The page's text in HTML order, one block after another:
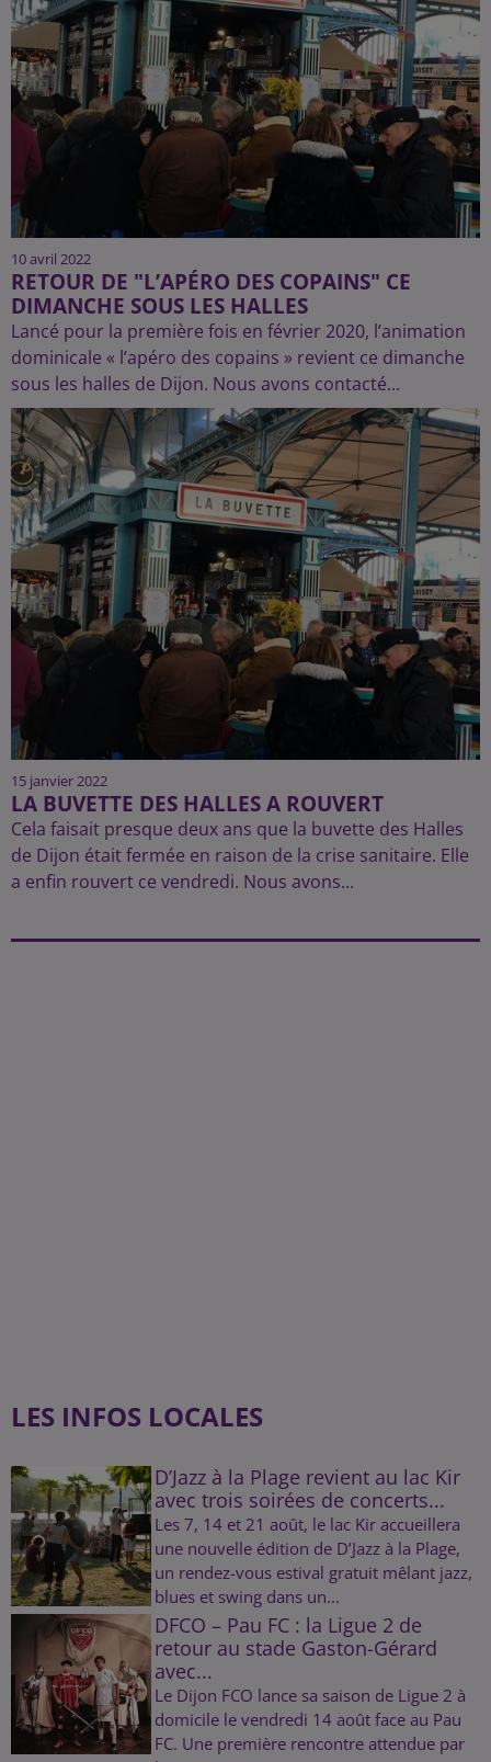
10 avril 2022
RETOUR DE "L’APÉRO DES COPAINS" CE
DIMANCHE SOUS LES HALLES
Lancé pour la première fois en février 2020, l’animation
dominicale « l’apéro des copains » revient ce dimanche
sous les halles de Dijon. Nous avons contacté...
15 janvier 2022
LA BUVETTE DES HALLES A ROUVERT
Cela faisait presque deux ans que la buvette des Halles
de Dijon était fermée en raison de la crise sanitaire. Elle
a enfin rouvert ce vendredi. Nous avons...
LES INFOS LOCALES
D’Jazz à la Plage revient au lac Kir
avec trois soirées de concerts...
Les 7, 14 et 21 août, le lac Kir accueillera
une nouvelle édition de D’Jazz à la Plage,
un rendez-vous estival gratuit mêlant jazz,
blues et swing dans un...
DFCO – Pau FC : la Ligue 2 de
retour au stade Gaston-Gérard
avec...
Le Dijon FCO lance sa saison de Ligue 2 à
domicile le vendredi 14 août face au Pau
FC. Une première rencontre attendue par